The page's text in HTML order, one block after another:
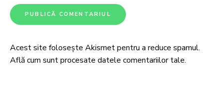
Acest site folosește Akismet pentru a reduce spamul.
Află cum sunt procesate datele comentariilor tale.